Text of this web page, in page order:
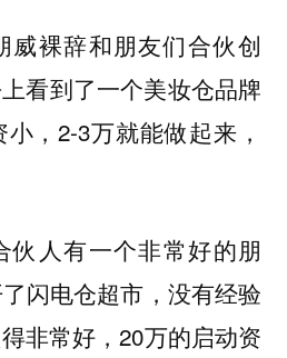
威裸辞和朋友们合伙创
看到了一个美妆仓品牌
，2-3万就能做起来，
伙人有一个非常好的朋
闪电仓超市，没有经验
非常好，20万的启动资